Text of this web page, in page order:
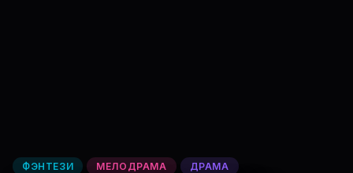
ФЭНТЕЗИ МЕЛОДРАМА ДРАМА